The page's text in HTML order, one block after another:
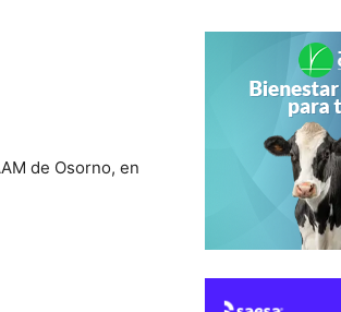
de Osorno, en